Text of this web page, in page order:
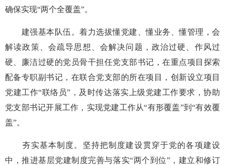
确保实现“两个全覆盖”。
建强基本队伍。着力选拔懂党建、懂业务、懂管理，会
解读政策、会疏导思想、会解决问题，政治过硬、作风过
硬、廉洁过硬的党员骨干担任党支部书记，在重点项目探索
配备专职副书记，在联合党支部的所在项目，创新设立项目
党建工作“联络员”，及时传达落实上级党建工作要求，协助
党支部书记开展工作，实现党建工作从“有形覆盖”到“有效覆
盖”。
夯实基本制度。坚持把制度建设贯穿于党的各项建设
中，推进基层党建制度完善与落实“两个到位”，建立和修订